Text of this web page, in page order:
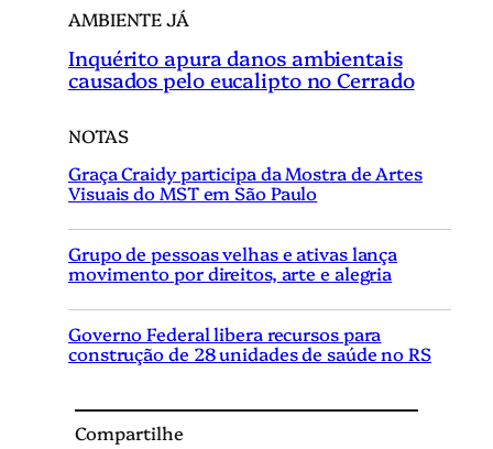
AMBIENTE JÁ
Inquérito apura danos ambientais
causados pelo eucalipto no Cerrado
NOTAS
Graça Craidy participa da Mostra de Artes
Visuais do MST em São Paulo
Grupo de pessoas velhas e ativas lança
movimento por direitos, arte e alegria
Governo Federal libera recursos para
construção de 28 unidades de saúde no RS
Compartilhe